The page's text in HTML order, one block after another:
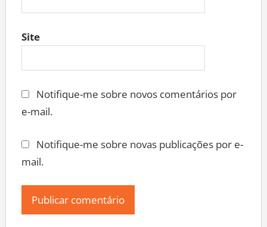
Site
Notifique-me sobre novos comentários por
e-mail.
Notifique-me sobre novas publicações por e-
mail.